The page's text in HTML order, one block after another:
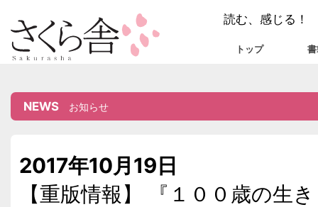
読む、感じる
トップ
NEWS お知らせ
2017年10月19日
【重版情報】 『１００歳の生